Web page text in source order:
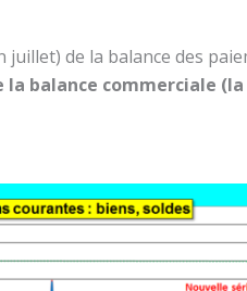
de la balance des
balance commerciale